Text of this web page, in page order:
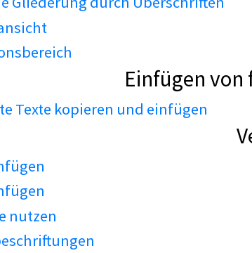
Einfügen
Texte kopieren und einfügen
nutzen